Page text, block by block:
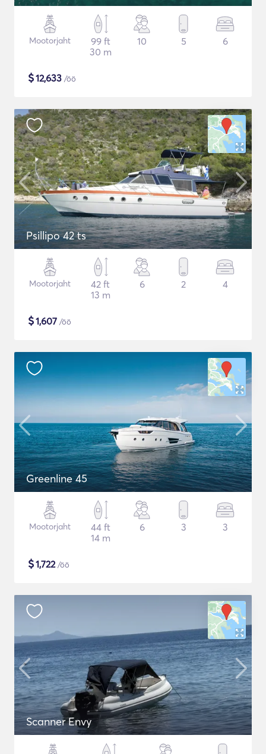
Mootorjaht
99 ft
30 m
10 5 6
$12,633 /öö
Psillipo 42 ts
Mootorjaht
42 ft
13 m
6 2 4
$1,607 /öö
Greenline 45
Mootorjaht
44 ft
14 m
6 3 3
$1,722/öö
Scanner Envy